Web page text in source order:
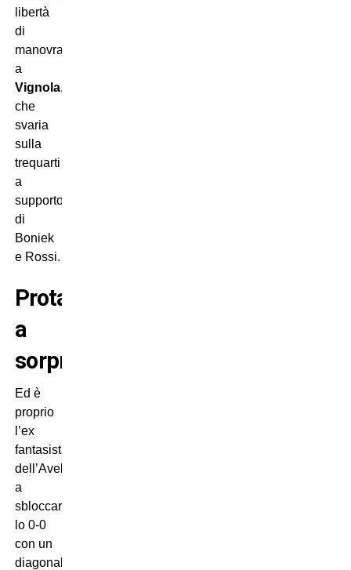
libertà
di
manovra
a
Vignola,
che
svaria
sulla
trequarti
a
supporto
di
Boniek
e Rossi.
Protagonista
a
sorpresa
Ed è
proprio
l’ex
fantasista
dell’Avellino
a
sbloccare
lo 0-0
con un
diagonale